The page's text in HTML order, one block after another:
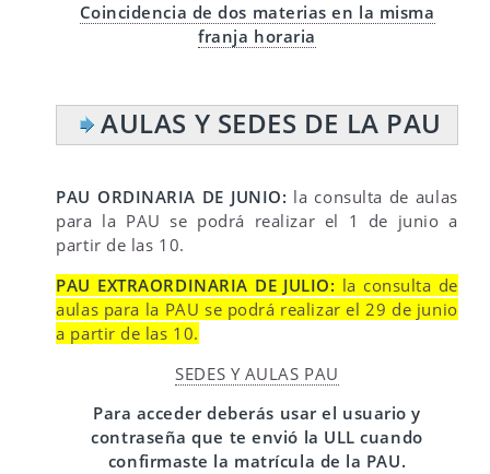
Coincidencia de dos materias en la misma
franja horaria
AULAS Y SEDES DE LA PAU
PAU ORDINARIA DE JUNIO: la consulta de aulas
para la PAU se podrá realizar el 1 de junio a
partir de las 10.
PAU EXTRAORDINARIA DE JULIO: la consulta de
aulas para la PAU se podrá realizar el 29 de junio
a partir de las 10.
SEDES Y AULAS PAU
Para acceder deberás usar el usuario y
contraseña que te envió la ULL cuando
confirmaste la matrícula de la PAU.